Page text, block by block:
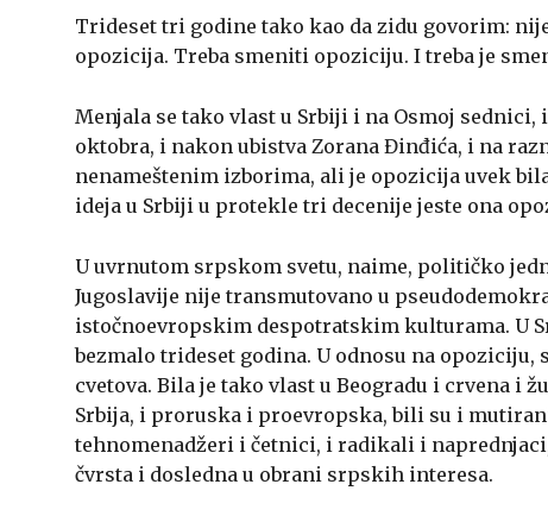
Trideset tri godine tako kao da zidu govorim:
opozicija. Treba smeniti opoziciju. I treba je
Menjala se tako vlast u Srbiji i na Osmoj
oktobra, i nakon ubistva Zorana Đinđića, i na
nenameštenim izborima, ali je opozicija uvek
ideja u Srbiji u protekle tri decenije jeste ona
U uvrnutom srpskom svetu, naime, političko
Jugoslavije nije transmutovano u
istočnoevropskim despotratskim kulturama. U
bezmalo trideset godina. U odnosu na
cvetova. Bila je tako vlast u Beogradu i crvena i
Srbija, i proruska i proevropska, bili su i
tehnomenadžeri i četnici, i radikali i
čvrsta i dosledna u obrani srpskih interesa.